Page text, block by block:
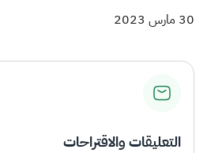
30 مارس 2023
التعليقات والاقتراحات